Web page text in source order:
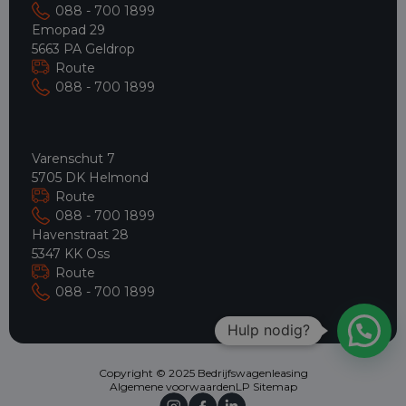
088 - 700 1899
Emopad 29
5663 PA Geldrop
Route
088 - 700 1899
Varenschut 7
5705 DK Helmond
Route
088 - 700 1899
Havenstraat 28
5347 KK Oss
Route
088 - 700 1899
Copyright © 2025 Bedrijfswagenleasing
Algemene voorwaardenLP Sitemap
Hulp nodig?